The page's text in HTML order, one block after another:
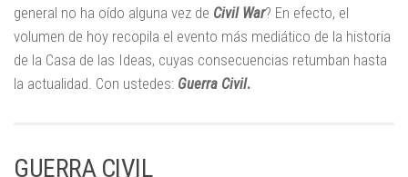
general no ha oído alguna vez de Civil War? En efecto, el
volumen de hoy recopila el evento más mediático de la historia
de la Casa de las Ideas, cuyas consecuencias retumban hasta
la actualidad. Con ustedes: Guerra Civil.
GUERRA CIVIL